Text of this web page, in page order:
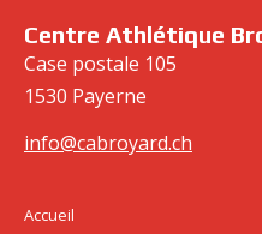
Centre Athlétique
Case postale 105
1530 Payerne
info@cabroyard.ch
Accueil